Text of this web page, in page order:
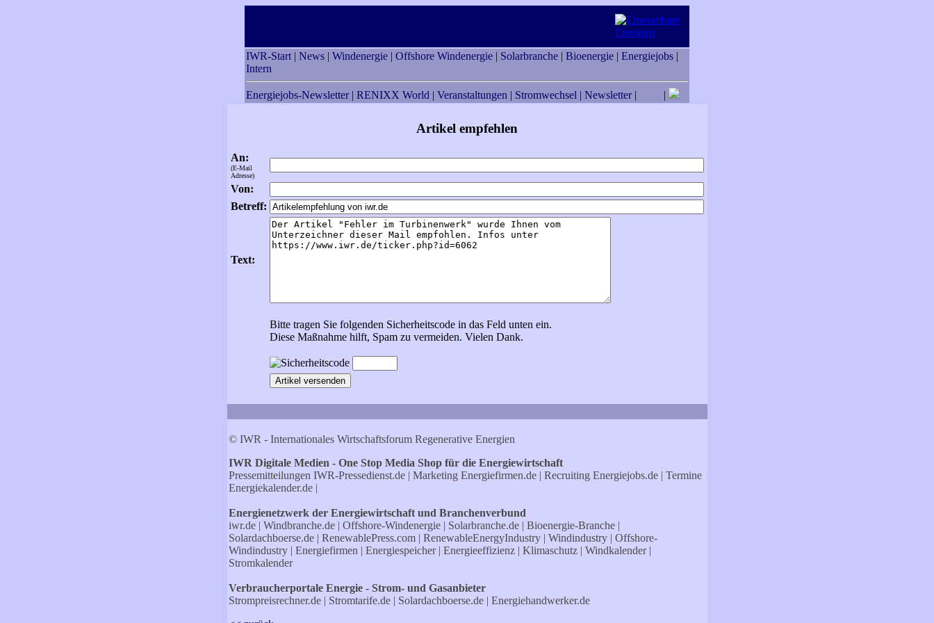
IWR-Start | News | Windenergie | Offshore Windenergie | Solarbranche | Bioenergie | Energiejobs |
Intern
Energiejobs-Newsletter| RENIXX World | Veranstaltungen | Stromwechsel | Newsletter| |
Artikel empfehlen
An:
(E-Mail
Adresse)
Von:
Betreff:
Text:
Bitte tragen Sie folgenden Sicherheitscode in das Feld unten ein.
Diese Maßnahme hilft, Spam zu vermeiden. Vielen Dank.
© IWR - Internationales Wirtschaftsforum Regenerative Energien
IWR Digitale Medien - One Stop Media Shop für die Energiewirtschaft
Pressemitteilungen IWR-Pressedienst.de| Marketing Energiefirmen.de| Recruiting Energiejobs.de| Termine
Energiekalender.de|
Energienetzwerk der Energiewirtschaft und Branchenverbund
iwr.de| Windbranche.de| Offshore-Windenergie| Solarbranche.de| Bioenergie-Branche|
Solardachboerse.de| RenewablePress.com| RenewableEnergyIndustry| Windindustry| Offshore-
Windindustry | Energiefirmen | Energiespeicher| Energieeffizienz| Klimaschutz| Windkalender|
Stromkalender
Verbraucherportale Energie - Strom- und Gasanbieter
Strompreisrechner.de| Stromtarife.de| Solardachboerse.de| Energiehandwerker.de